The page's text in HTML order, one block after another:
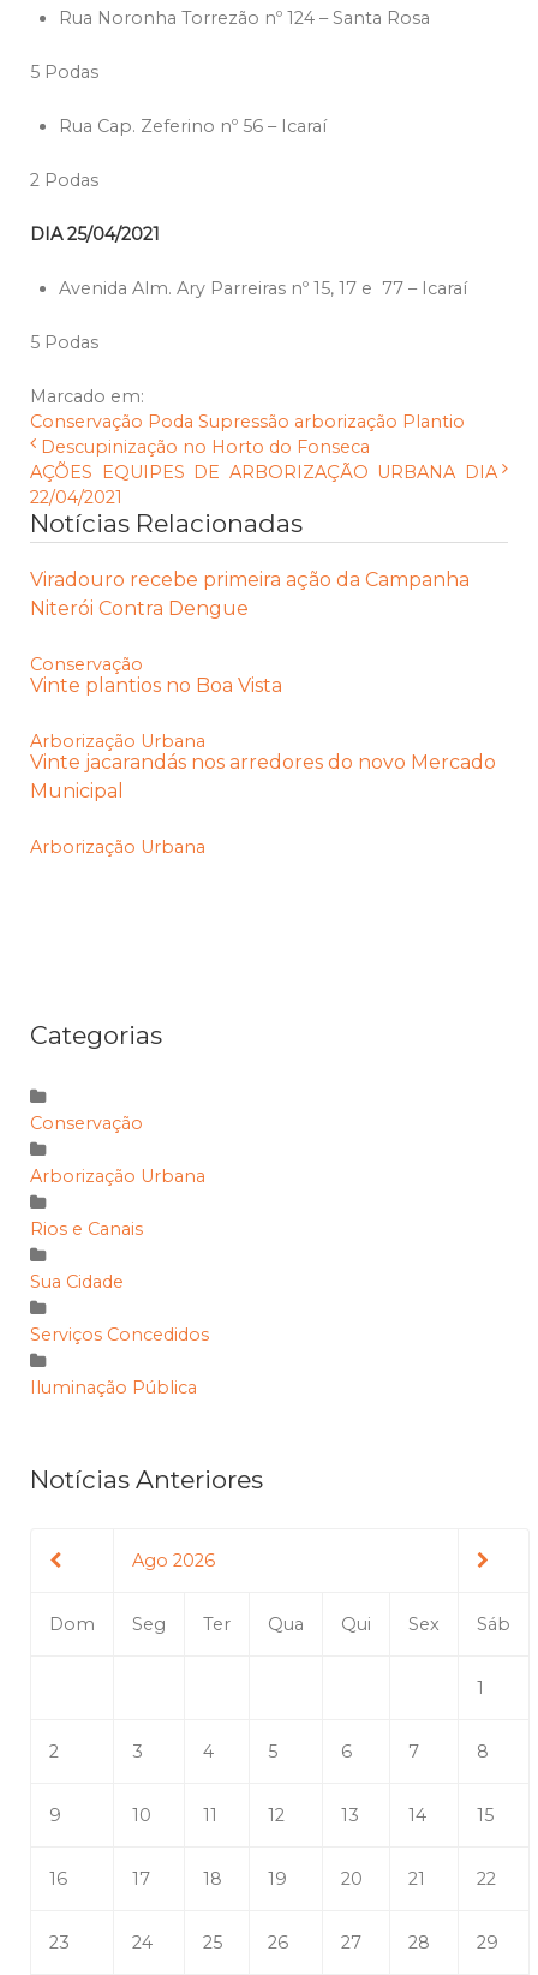
Rua Noronha Torrezão nº 124 – Santa Rosa
5 Podas
Rua Cap. Zeferino nº 56 – Icaraí
2 Podas
DIA 25/04/2021
Avenida Alm. Ary Parreiras nº 15, 17 e 77 – Icaraí
5 Podas
Marcado em:
Conservação Poda Supressão arborização Plantio
Descupinização no Horto do Fonseca
AÇÕES EQUIPES DE ARBORIZAÇÃO URBANA DIA
22/04/2021
Notícias Relacionadas
Viradouro recebe primeira ação da Campanha
Niterói Contra Dengue
Conservação
Vinte plantios no Boa Vista
Arborização Urbana
Vinte jacarandás nos arredores do novo Mercado
Municipal
Arborização Urbana
Categorias
Conservação
Arborização Urbana
Rios e Canais
Sua Cidade
Serviços Concedidos
Iluminação Pública
Notícias Anteriores
Ago 2026
Dom Seg Ter Qua Qui Sex Sáb
1
2 3 4 5 6 7 8
9 10 11 12 13 14 15
16 17 18 19 20 21 22
23 24 25 26 27 28 29